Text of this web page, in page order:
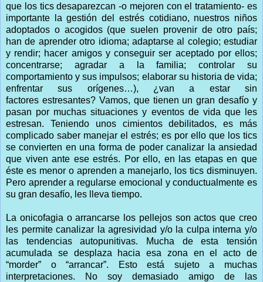
que los tics desaparezcan -o mejoren con el tratamiento- es
importante la gestión del estrés cotidiano, nuestros niños
adoptados o acogidos (que suelen provenir de otro país;
han de aprender otro idioma; adaptarse al colegio; estudiar
y rendir; hacer amigos y conseguir ser aceptado por ellos;
concentrarse; agradar a la familia; controlar su
comportamiento y sus impulsos; elaborar su historia de vida;
enfrentar sus orígenes…), ¿van a estar sin
factores estresantes? Vamos, que tienen un gran desafío y
pasan por muchas situaciones y eventos de vida que les
estresan. Teniendo unos cimientos debilitados, es más
complicado saber manejar el estrés; es por ello que los tics
se convierten en una forma de poder canalizar la ansiedad
que viven ante ese estrés. Por ello, en las etapas en que
éste es menor o aprenden a manejarlo, los tics disminuyen.
Pero aprender a regularse emocional y conductualmente es
su gran desafío, les lleva tiempo.
La onicofagia o arrancarse los pellejos son actos que creo
les permite canalizar la agresividad y/o la culpa interna y/o
las tendencias autopunitivas. Mucha de esta tensión
acumulada se desplaza hacia esa zona en el acto de
“morder” o “arrancar”. Esto está sujeto a muchas
interpretaciones. No soy demasiado amigo de las